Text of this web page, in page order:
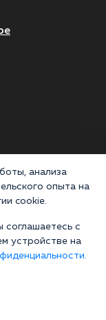
анализа
опыта на
cookie.
соглашаетесь с
устройстве на